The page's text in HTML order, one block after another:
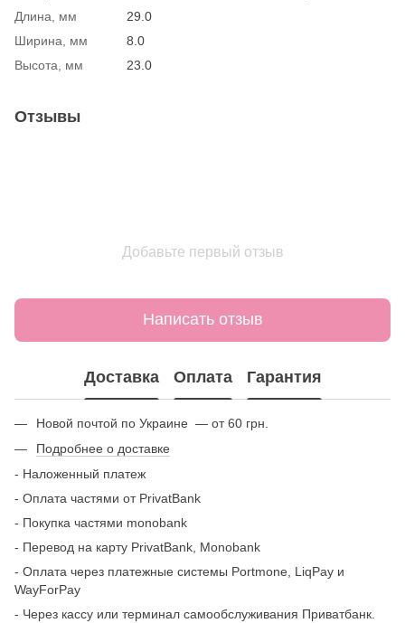
Длина, мм
29.0
Ширина, мм
8.0
Высота, мм
23.0
Отзывы
Добавьте первый отзыв
Написать отзыв
Доставка Оплата Гарантия
Новой почтой по Украине — от 60 грн.
Подробнее о доставке
- Наложенный платеж
- Оплата частями от PrivatBank
- Покупка частями monobank
- Перевод на карту PrivatBank, Monobank
- Оплата через платежные системы Portmone, LiqPay и
WayForPay
- Через кассу или терминал самообслуживания Приватбанк.